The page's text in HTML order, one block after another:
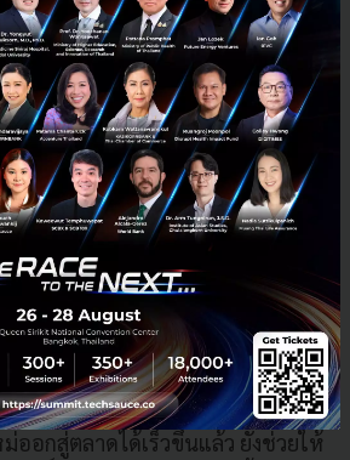
ดำเนินการคือ การวิเคราะห์จุดแข็ง
พันธมิตรเครือข่ายความร่วมมือใน
มองเห็นโอกาสการสร้างความร่วม
บุว่าในปัจจุบัน ต้นทุนการทำ Clinical
าสูงกว่าจีนถึง 5-10 เท่า โมเดลที่จะ
บริษัทยาอาจเริ่มทดลองเฟส 1 และ 2
มและต้นทุนที่คุ้มค่ากว่า จากนั้นจึง
กลุ่มเอเชียตะวันออกเฉียงใต้
บราซิล ในการเป็นฐานการทำทดลอง
ในเฟสที่ 3 กลยุทธ์นี้นอกจากจะ
ออกสู่ตลาดได้เร็วขึ้นแล้ว ยังช่วยให้